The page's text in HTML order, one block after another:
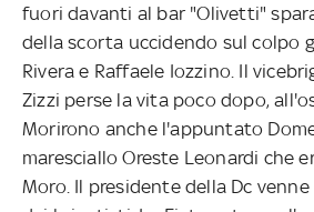
fuori davanti al bar "Olivetti"
della scorta uccidendo sul colpo
Rivera e Raffaele Iozzino. Il
Zizzi perse la vita poco dopo,
Morirono anche l'appuntato
maresciallo Oreste Leonardi che
Moro. Il presidente della Dc